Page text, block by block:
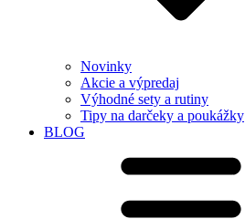
Novinky
Akcie a výpredaj
Výhodné sety a rutiny
Tipy na darčeky a poukážky
BLOG